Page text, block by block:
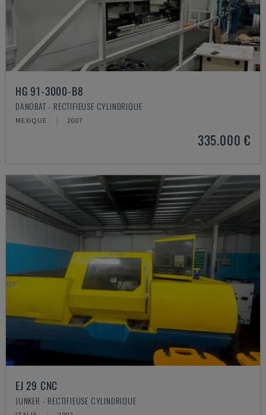
HG 91-3000-B8
DANOBAT - RECTIFIEUSE CYLINDRIQUE
MEXIQUE 2007
335.000 €
EJ 29 CNC
JUNKER - RECTIFIEUSE CYLINDRIQUE